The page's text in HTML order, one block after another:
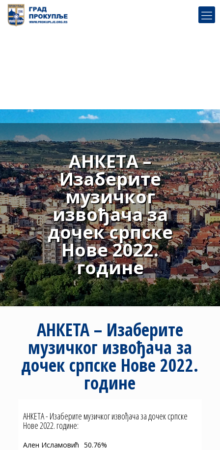
АНКЕТА –
Изаберите
музичког
извођача за
дочек српске
Нове 2022.
године
АНКЕТА – Изаберите
музичког извођача за
дочек српске Нове 2022.
године
АНКЕТА - Изаберите музичког извођача за дочек српске
Нове 2022. године:
Ален Исламовић 50.76%